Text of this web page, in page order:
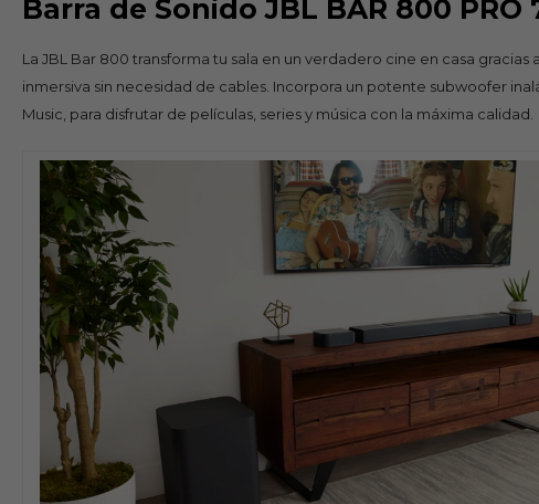
Barra de Sonido JBL BAR 800 PRO
La JBL Bar 800 transforma tu sala en un verdadero cine en casa
inmersiva sin necesidad de cables. Incorpora un potente subwoofer
Music, para disfrutar de películas, series y música con la máxima calidad.